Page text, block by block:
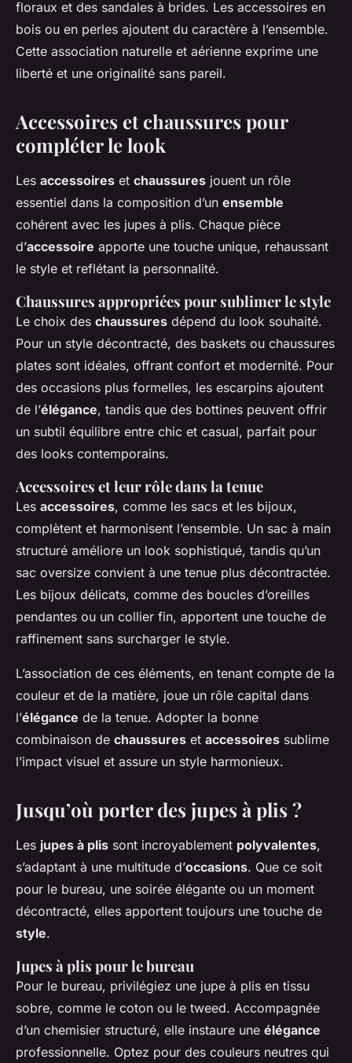
floraux et des sandales à brides. Les accessoires en
bois ou en perles ajoutent du caractère à l’ensemble.
Cette association naturelle et aérienne exprime une
liberté et une originalité sans pareil.
Accessoires et chaussures pour
compléter le look
Les accessoires et chaussures jouent un rôle
essentiel dans la composition d’un ensemble
cohérent avec les jupes à plis. Chaque pièce
d’accessoire apporte une touche unique, rehaussant
le style et reflétant la personnalité.
Chaussures appropriées pour sublimer le style
Le choix des chaussures dépend du look souhaité.
Pour un style décontracté, des baskets ou chaussures
plates sont idéales, offrant confort et modernité. Pour
des occasions plus formelles, les escarpins ajoutent
de l’élégance, tandis que des bottines peuvent offrir
un subtil équilibre entre chic et casual, parfait pour
des looks contemporains.
Accessoires et leur rôle dans la tenue
Les accessoires, comme les sacs et les bijoux,
complètent et harmonisent l’ensemble. Un sac à main
structuré améliore un look sophistiqué, tandis qu’un
sac oversize convient à une tenue plus décontractée.
Les bijoux délicats, comme des boucles d’oreilles
pendantes ou un collier fin, apportent une touche de
raffinement sans surcharger le style.
L’association de ces éléments, en tenant compte de la
couleur et de la matière, joue un rôle capital dans
l’élégance de la tenue. Adopter la bonne
combinaison de chaussures et accessoires sublime
l’impact visuel et assure un style harmonieux.
Jusqu’où porter des jupes à plis ?
Les jupes à plis sont incroyablement polyvalentes,
s’adaptant à une multitude d’occasions. Que ce soit
pour le bureau, une soirée élégante ou un moment
décontracté, elles apportent toujours une touche de
style.
Jupes à plis pour le bureau
Pour le bureau, privilégiez une jupe à plis en tissu
sobre, comme le coton ou le tweed. Accompagnée
d’un chemisier structuré, elle instaure une élégance
professionnelle. Optez pour des couleurs neutres qui